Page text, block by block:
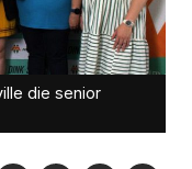
die senior